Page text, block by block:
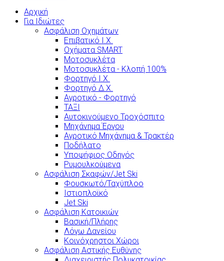
Αρχική
Για Ιδιώτες
Ασφάλιση Οχημάτων
Επιβατικό Ι.Χ.
Οχήματα SMART
Μοτοσυκλέτα
Μοτοσυκλέτα - Κλοπή 100%
Φορτηγό Ι.Χ.
Φορτηγό Δ.Χ.
Αγροτικό - Φορτηγό
ΤΑΞΙ
Αυτοκινούμενο Τροχόσπιτο
Μηχάνημα Έργου
Αγροτικό Μηχάνημα & Τρακτέρ
Ποδήλατο
Υποψήφιος Οδηγός
Ρυμουλκούμενα
Ασφάλιση Σκαφών/Jet Ski
Φουσκωτό/Ταχύπλοο
Ιστιοπλοϊκό
Jet Ski
Ασφάλιση Κατοικιών
Βασική/Πλήρης
Λόγω Δανείου
Κοινόχρηστοι Χώροι
Ασφάλιση Αστικής Ευθύνης